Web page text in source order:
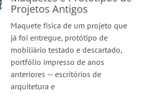
Projetos Antigos
Maquete física de um projeto que
já foi entregue, protótipo de
mobiliário testado e descartado,
portfólio impresso de anos
anteriores — escritórios de
arquitetura e